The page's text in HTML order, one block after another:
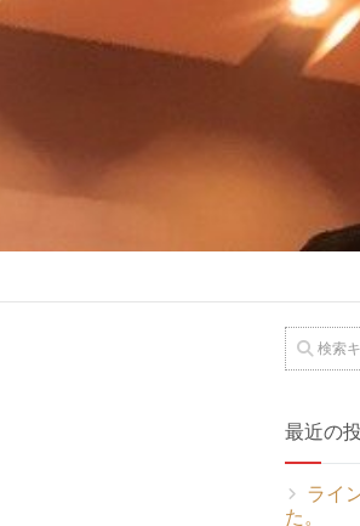
最近の
ライ
た。